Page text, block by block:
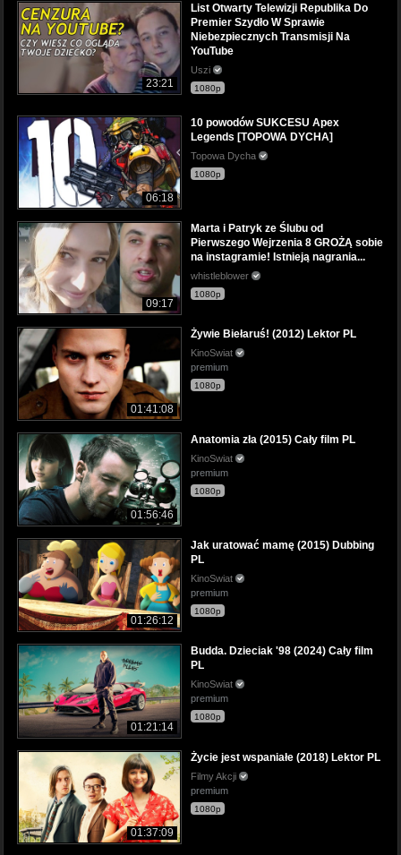
23:21
List Otwarty Telewizji Republika Do
Premier Szydło W Sprawie
Niebezpiecznych Transmisji Na
YouTube
Uszi
1080p
06:18
10 powodów SUKCESU Apex
Legends [TOPOWA DYCHA]
Topowa Dycha
1080p
09:17
Marta i Patryk ze Ślubu od
Pierwszego Wejrzenia 8 GROŻĄ sobie
na instagramie! Istnieją nagrania...
whistleblower
1080p
01:41:08
Żywie Biełaruś! (2012) Lektor PL
KinoSwiat
premium
1080p
01:56:46
Anatomia zła (2015) Cały film PL
KinoSwiat
premium
1080p
01:26:12
Jak uratować mamę (2015) Dubbing
PL
KinoSwiat
premium
1080p
01:21:14
Budda. Dzieciak '98 (2024) Cały film
PL
KinoSwiat
premium
1080p
01:37:09
Życie jest wspaniałe (2018) Lektor PL
Filmy Akcji
premium
1080p